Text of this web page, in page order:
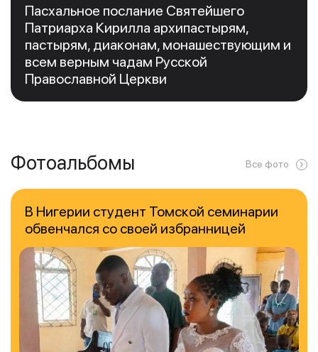
Пасхальное послание Святейшего
Патриарха Кирилла архипастырям,
пастырям, диаконам, монашествующим и
всем верным чадам Русской
Православной Церкви
Фотоальбомы Все фото
В Нигерии студент Томской семинарии
обвенчался со своей избранницей